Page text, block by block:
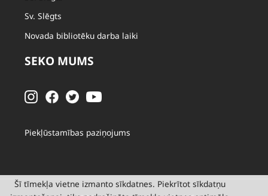
Sv. Slēgts
Novada bibliotēku darba laiki
SEKO MUMS
Piekļūstamības paziņojums
Šī tīmekļa vietne izmanto sīkdatnes. Piekrītot sīkdatņu